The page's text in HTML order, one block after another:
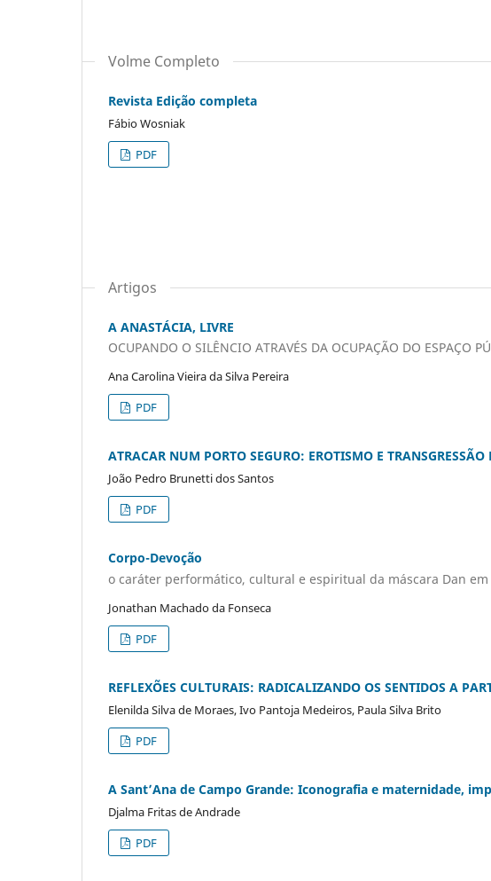
Volme Completo
Revista Edição completa
Fábio Wosniak
PDF
Artigos
A ANASTÁCIA, LIVRE
OCUPANDO O SILÊNCIO ATRAVÉS DA OCUPAÇÃO DO ESPAÇO
Ana Carolina Vieira da Silva Pereira
PDF
ATRACAR NUM PORTO SEGURO: EROTISMO E
João Pedro Brunetti dos Santos
PDF
Corpo-Devoção
o caráter performático, cultural e espiritual da máscara Dan em
Jonathan Machado da Fonseca
PDF
REFLEXÕES CULTURAIS: RADICALIZANDO OS SENTIDOS A
Elenilda Silva de Moraes, Ivo Pantoja Medeiros, Paula Silva Brito
PDF
A Sant’Ana de Campo Grande: Iconografia e maternidade,
Djalma Fritas de Andrade
PDF